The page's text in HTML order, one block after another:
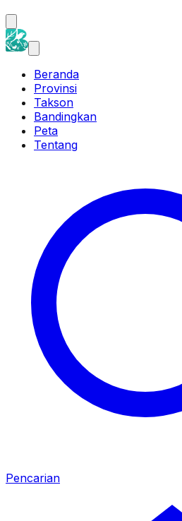
Beranda
Provinsi
Takson
Bandingkan
Peta
Tentang
Pencarian